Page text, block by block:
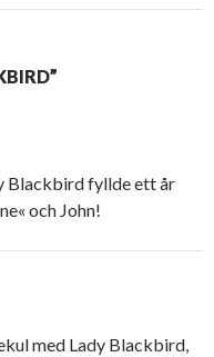
Blackbird fyllde ett år
och John!
med Lady Blackbird,